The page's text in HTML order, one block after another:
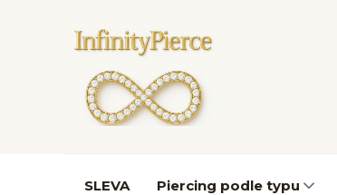
SLEVA Piercing podle typu